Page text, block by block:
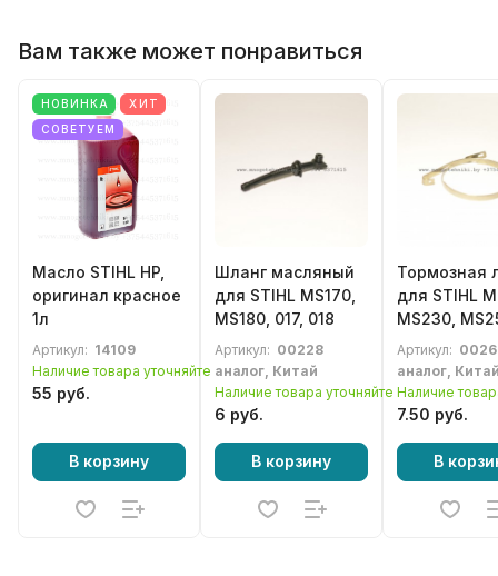
Вам также может понравиться
НОВИНКА
ХИТ
СОВЕТУЕМ
Масло STIHL HP,
оригинал красное
1л
Артикул: 14109
Наличие товара уточняйте
55 руб.
В корзину
Шланг масляный
для STIHL MS170,
MS180, 017, 018
Артикул: 00228
аналог, Китай
Наличие товара уточняйте
6 руб.
В корзину
Тормозная
для STIHL
MS230,
018, 023,
Артикул:
аналог,
Наличие
7.50 руб.
В